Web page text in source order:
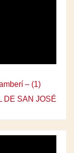
– (1)
DE SAN JOSÉ